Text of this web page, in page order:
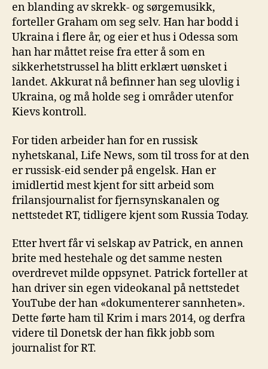
en blanding av skrekk- og sørgemusikk,
forteller Graham om seg selv. Han har bodd i
Ukraina i flere år, og eier et hus i Odessa som
han har måttet reise fra etter å som en
sikkerhetstrussel ha blitt erklært uønsket i
landet. Akkurat nå befinner han seg ulovlig i
Ukraina, og må holde seg i områder utenfor
Kievs kontroll.
For tiden arbeider han for en russisk
nyhetskanal, Life News, som til tross for at den
er russisk-eid sender på engelsk. Han er
imidlertid mest kjent for sitt arbeid som
frilansjournalist for fjernsynskanalen og
nettstedet RT, tidligere kjent som Russia Today.
Etter hvert får vi selskap av Patrick, en annen
brite med hestehale og det samme nesten
overdrevet milde oppsynet. Patrick forteller at
han driver sin egen videokanal på nettstedet
YouTube der han «dokumenterer sannheten».
Dette førte ham til Krim i mars 2014, og derfra
videre til Donetsk der han fikk jobb som
journalist for RT.